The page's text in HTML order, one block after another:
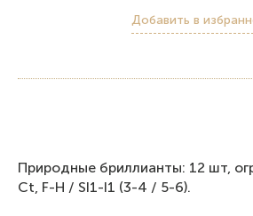
Добавить в
Природные бриллианты: 12 шт,
Ct, F-H / SI1-I1 (3-4 / 5-6).